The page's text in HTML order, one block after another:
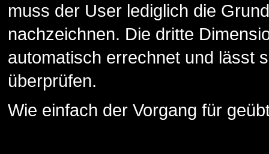
muss der User lediglich die
nachzeichnen. Die dritte
automatisch errechnet und lässt
überprüfen.
Wie einfach der Vorgang für